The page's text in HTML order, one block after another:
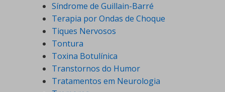
Síndrome de Guillain-Barré
Terapia por Ondas de Choque
Tiques Nervosos
Tontura
Toxina Botulínica
Transtornos do Humor
Tratamentos em Neurologia